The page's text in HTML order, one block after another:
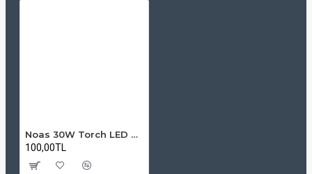
Noas 30W Torch LED Ampul - E27 Duy 3200K Gün İşığı
100,00TL